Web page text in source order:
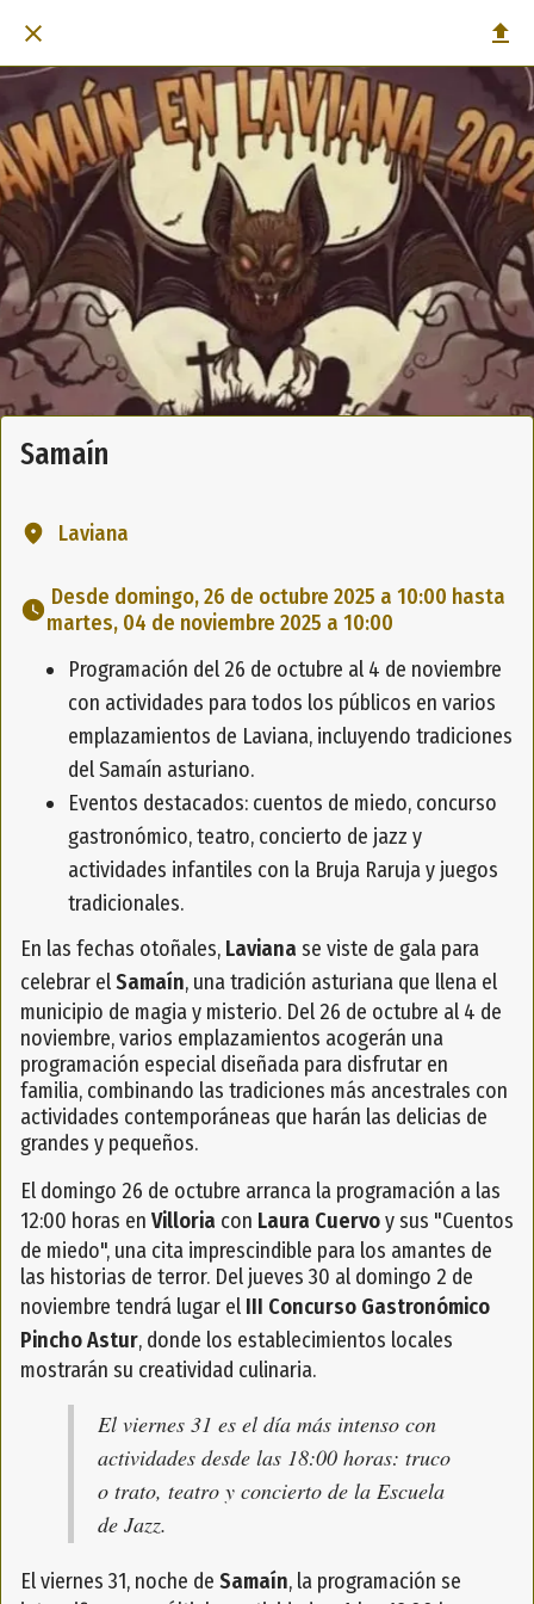
Samaín
Laviana
martes, 04 de noviembre 2025 a 10:00
Programación del 26 de octubre al 4 de noviembre
con actividades para todos los públicos en varios
emplazamientos de Laviana, incluyendo tradiciones
del Samaín asturiano.
Eventos destacados: cuentos de miedo, concurso
gastronómico, teatro, concierto de jazz y
actividades infantiles con la Bruja Raruja y juegos
tradicionales.
En las fechas otoñales, Laviana se viste de gala para
celebrar elSamaín, una tradición asturiana que llena el
municipio de magia y misterio. Del 26 de octubre al 4 de
noviembre, varios emplazamientos acogerán una
programación especial diseñada para disfrutar en
familia, combinando las tradiciones más ancestrales con
actividades contemporáneas que harán las delicias de
grandes y pequeños.
El domingo 26 de octubre arranca la programación a las
12:00 horas en Villoria con Laura Cuervoy sus "Cuentos
de miedo", una cita imprescindible para los amantes de
las historias de terror. Del jueves 30 al domingo 2 de
noviembre tendrá lugar el III Concurso Gastronómico
Pincho Astur, donde los establecimientos locales
mostrarán su creatividad culinaria.
El viernes 31 es el día más intenso con
actividades desde las 18:00 horas: truco
o trato, teatro y concierto de la Escuela
de Jazz.
El viernes 31, noche de Samaín, la programación se